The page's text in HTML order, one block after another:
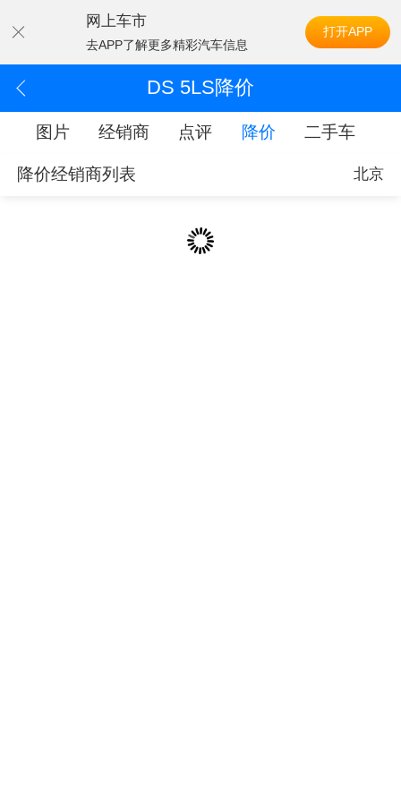
网上车市
去APP了解更多精彩汽车信息
打开APP
DS 5LS降价
图片 经销商 点评 降价 二手车
降价经销商列表 北京